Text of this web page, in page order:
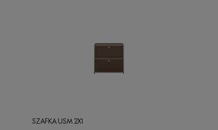
SZAFKA USM 2X1